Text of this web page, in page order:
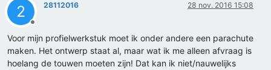
2
Offline
28112016 28 nov. 2016 15:08
Voor mijn profielwerkstuk moet ik onder andere een parachute
maken. Het ontwerp staat al, maar wat ik me alleen afvraag is
hoelang de touwen moeten zijn! Dat kan ik niet/nauwelijks